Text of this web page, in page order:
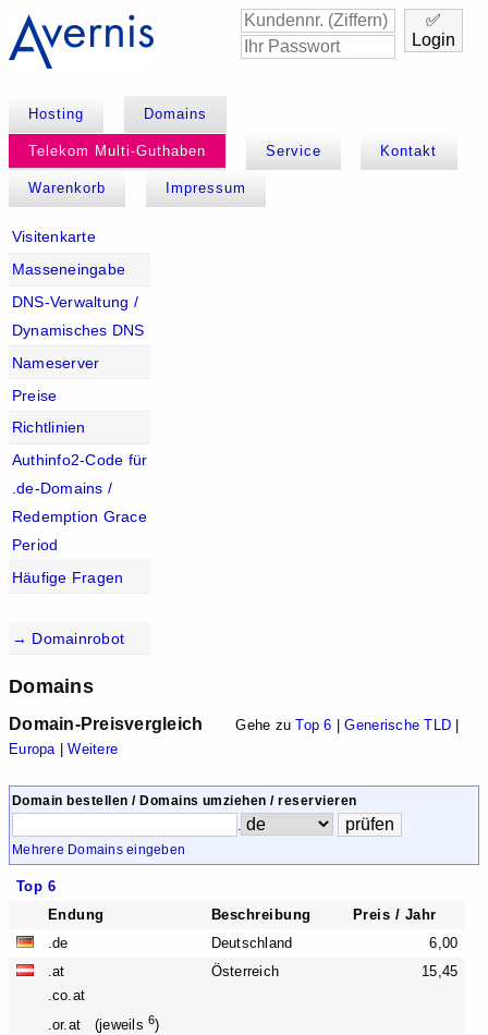
✅
Login
Hosting Domains
Telekom Multi-Guthaben Service Kontakt
Warenkorb Impressum
Visitenkarte
Masseneingabe
DNS-Verwaltung /
Dynamisches DNS
Nameserver
Preise
Richtlinien
Authinfo2-Code für
.de-Domains /
Redemption Grace
Period
Häufige Fragen
→ Domainrobot
Domains
Domain-Preisvergleich Gehe zuTop 6 |Generische TLD
Europa|Weitere
Domain bestellen / Domains umziehen / reservieren
.
Mehrere Domains eingeben
Top 6
Endung
Beschreibung
Preis / Jahr
.de
Deutschland
6,00
.at
.co.at
.or.at (jeweils6)
Österreich 15,45